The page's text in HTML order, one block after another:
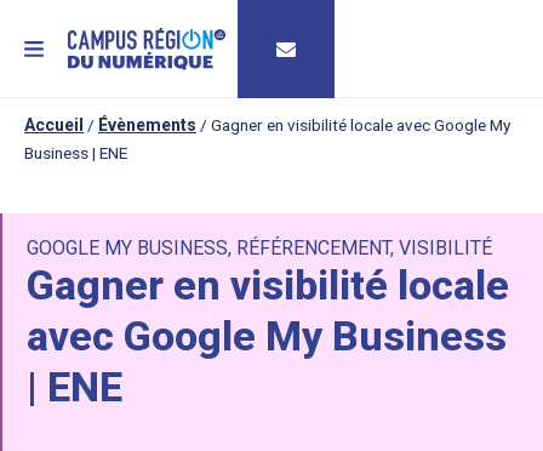
MENU
Accueil / Évènements / Gagner en visibilité locale avec Google My
Business | ENE
GOOGLE MY BUSINESS, RÉFÉRENCEMENT, VISIBILITÉ
Gagner en visibilité locale
avec Google My Business
| ENE